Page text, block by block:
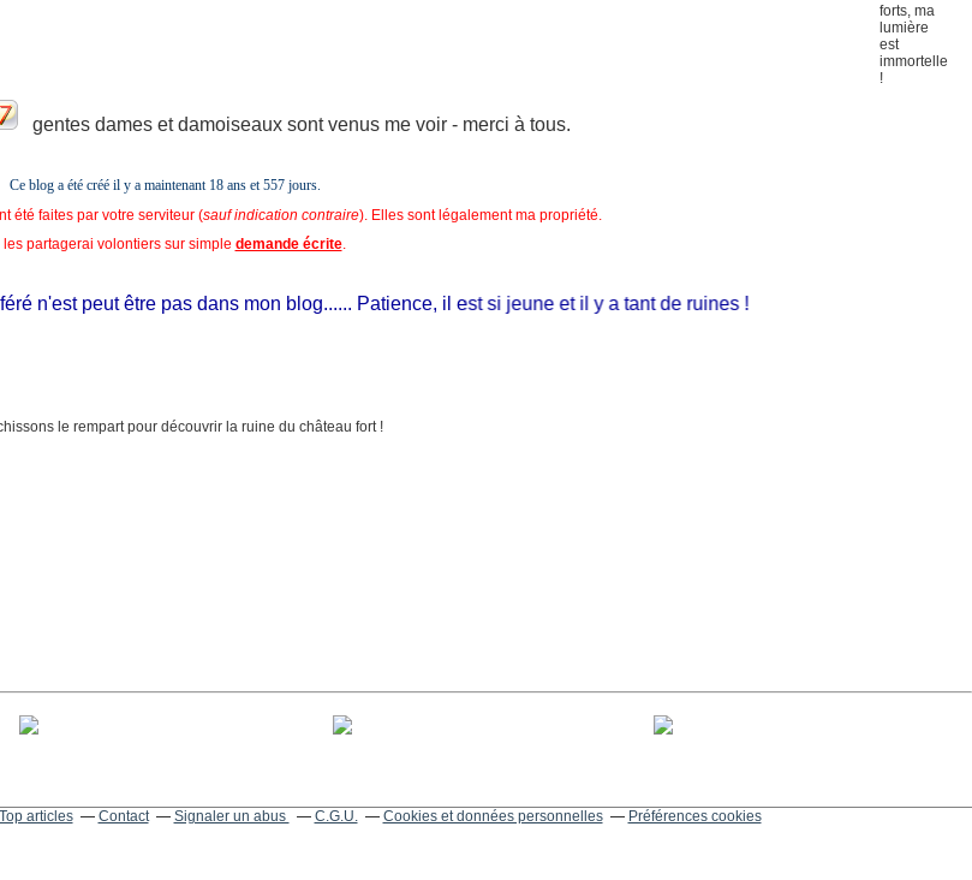
gentes dames et damoiseaux sont venus me voir - merci à tous.
Ce blog a été créé il y a maintenant 18 ans et 557 jours.
été faites par votre serviteur (sauf indication contraire). Elles sont légalement ma propriété.
les partagerai volontiers sur simple demande écrite.
n'est peut être pas dans mon blog...... Patience, il est si jeune et il y a tant de ruines !
Top articles Contact Signaler un abus C.G.U. Cookies et données personnelles Préférences cookies